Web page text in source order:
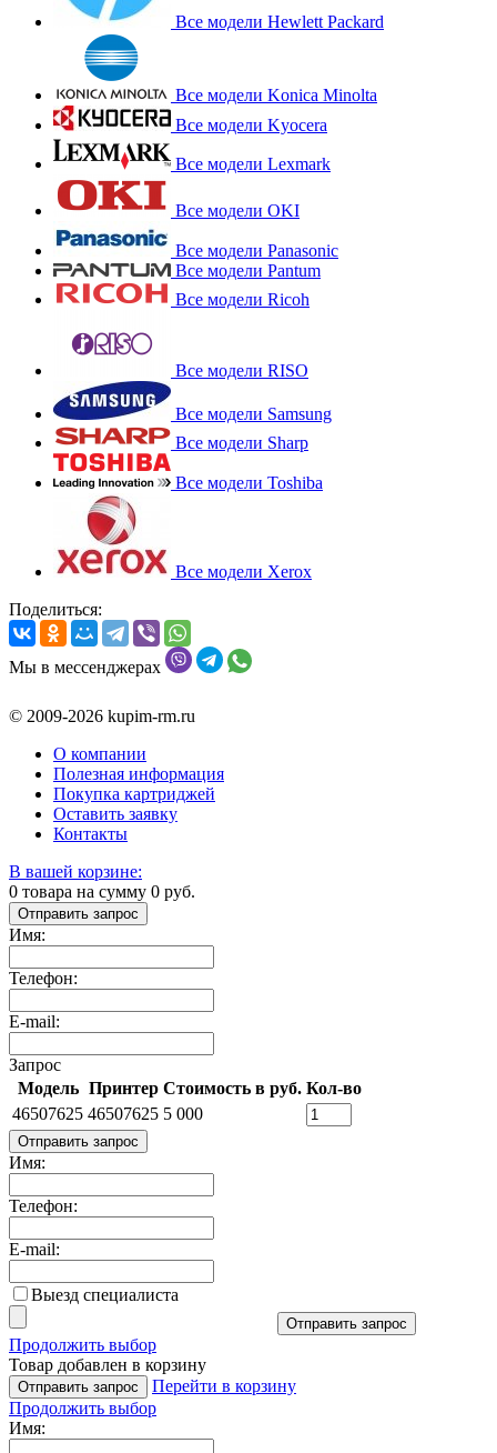
Все модели Hewlett Packard
Все модели Konica Minolta
Все модели Kyocera
Все модели Lexmark
Все модели OKI
Все модели Panasonic
Все модели Pantum
Все модели Ricoh
Все модели RISO
Все модели Samsung
Все модели Sharp
Все модели Toshiba
Все модели Xerox
Поделиться:
Мы в мессенджерах
© 2009-2026 kupim-rm.ru
О компании
Полезная информация
Покупка картриджей
Оставить заявку
Контакты
В вашей корзине:
0 товара на сумму 0 руб.
Отправить запрос
Имя:
Телефон:
E-mail:
Запрос
Модель Принтер Стоимость в руб. Кол-во
46507625 46507625 5 000
Отправить запрос
Имя:
Телефон:
E-mail:
Выезд специалиста
Отправить запрос
Продолжить выбор
Товар добавлен в корзину
Отправить запрос
Перейти в корзину
Продолжить выбор
Имя: